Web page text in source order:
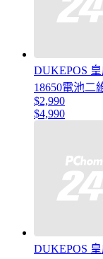
DUKEPOS
18650電池二
$2,990
$4,990
DUKEPOS